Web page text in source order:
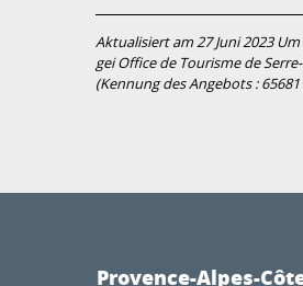
Aktualisiert am 27 Juni 2023 Um
gei Office de Tourisme de
(Kennung des Angebots :
Provence-Alpes-